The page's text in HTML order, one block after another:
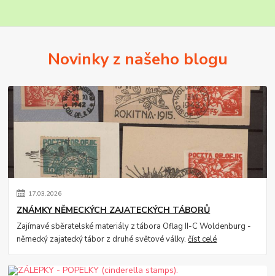
Novinky z našeho blogu
17.03.2026
ZNÁMKY NĚMECKÝCH ZAJATECKÝCH TÁBORŮ
Zajímavé sběratelské materiály z tábora Oflag II-C Woldenburg -
německý zajatecký tábor z druhé světové války.číst celé